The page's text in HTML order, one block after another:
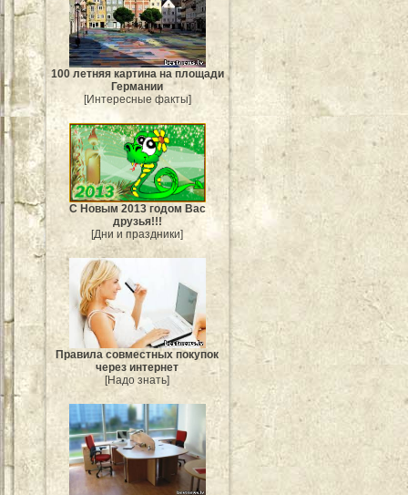
100 летняя картина на площади
Германии
[Интересные факты]
С Новым 2013 годом Вас
друзья!!!
[Дни и праздники]
Правила совместных покупок
через интернет
[Надо знать]